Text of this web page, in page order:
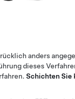
anders
dieses
Schichten Sie